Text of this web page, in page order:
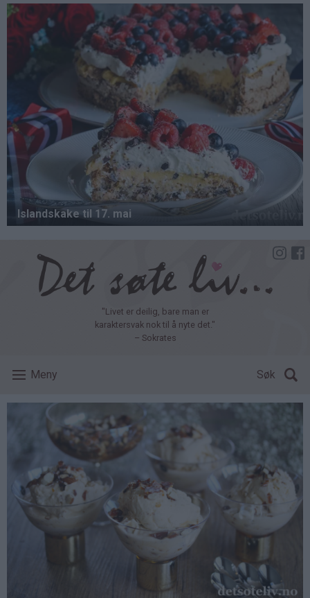
Hopp
hovedinnhold
"Livet er deilig, bare man er
karaktersvak nok til å nyte det."
– Sokrates
Meny Søk